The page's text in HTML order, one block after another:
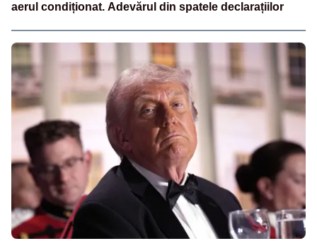
aerul condiționat. Adevărul din spatele declarațiilor